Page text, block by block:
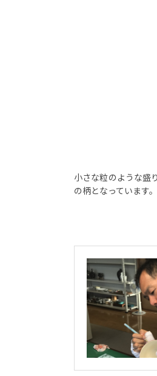
小さな粒のような盛
の柄となっています